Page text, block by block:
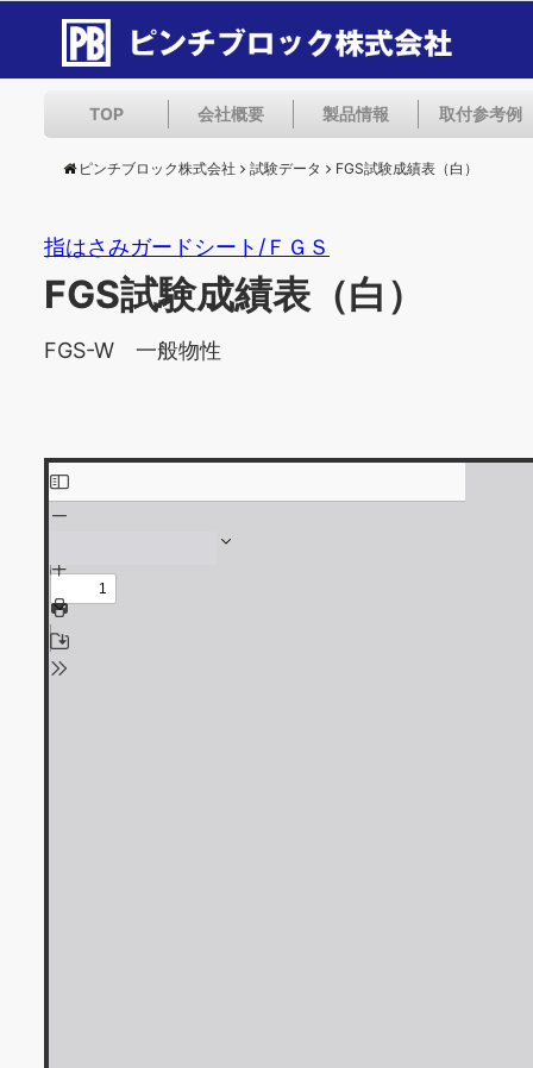
TOP 会社概要 製品情報 取付参考例
ピンチブロック株式会社 試験データ FGS試験成績表（白）
指はさみガードシート/ＦＧＳ
FGS試験成績表（白）
FGS-W 一般物性